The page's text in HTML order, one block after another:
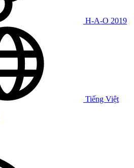
H-A-O 2019
Tiếng Việt